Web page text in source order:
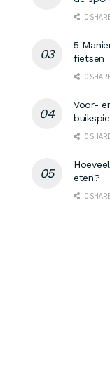
0
5
fietsen
0
Voor-
0
eten?
0